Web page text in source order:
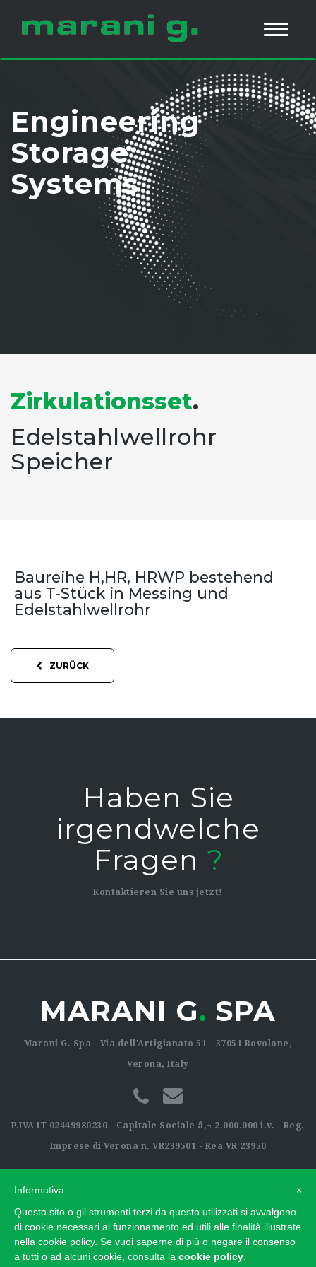
Engineering
Storage
Systems
Zirkulationsset.
Edelstahlwellrohr
Speicher
Baureihe H,HR, HRWP bestehend
aus T-Stück in Messing und
Edelstahlwellrohr
ZURÜCK
haben Sie
irgendwelche
Fragen ?
Kontaktieren Sie uns jetzt!
MARANI G. SPA
Marani G. Spa - Via dell'Artigianato 51 - 37051 Bovolone,
Verona, Italy
P.IVA IT 02449980230 - Capitale Sociale â‚¬ 2.000.000 i.v. - Reg.
Imprese di Verona n. VR239501 - Rea VR 23950
×
Informativa
Questo sito o gli strumenti terzi da questo utilizzati si avvalgono
di cookie necessari al funzionamento ed utili alle finalità illustrate
nella cookie policy. Se vuoi saperne di più o negare il consenso
a tutti o ad alcuni cookie, consulta la cookie policy